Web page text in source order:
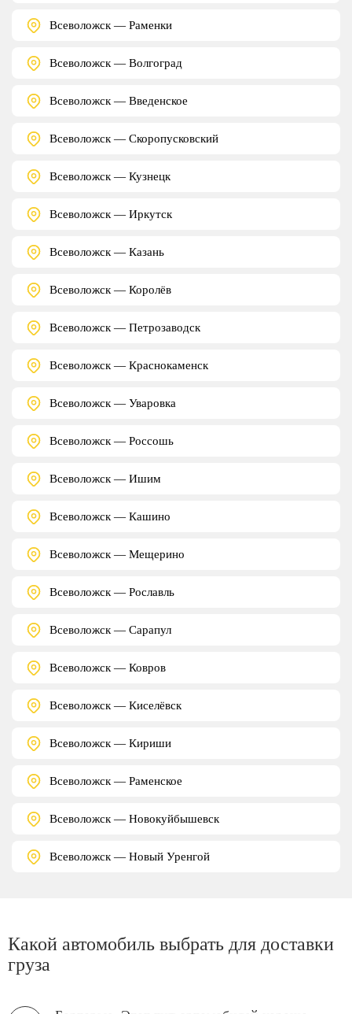
Всеволожск — Раменки
Всеволожск — Волгоград
Всеволожск — Введенское
Всеволожск — Скоропусковский
Всеволожск — Кузнецк
Всеволожск — Иркутск
Всеволожск — Казань
Всеволожск — Королёв
Всеволожск — Петрозаводск
Всеволожск — Краснокаменск
Всеволожск — Уваровка
Всеволожск — Россошь
Всеволожск — Ишим
Всеволожск — Кашино
Всеволожск — Мещерино
Всеволожск — Рославль
Всеволожск — Сарапул
Всеволожск — Ковров
Всеволожск — Киселёвск
Всеволожск — Кириши
Всеволожск — Раменское
Всеволожск — Новокуйбышевск
Всеволожск — Новый Уренгой
Какой автомобиль выбрать для доставки
груза